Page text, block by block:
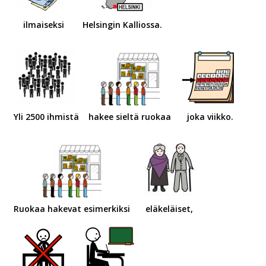
ilmaiseksi Helsingin Kalliossa.
Yli 2500 ihmistä hakee sieltä ruokaa joka viikko.
Ruokaa hakevat esimerkiksi eläkeläiset,